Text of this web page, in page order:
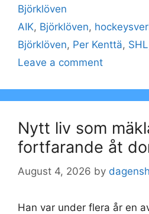
Categories
Björklöven
Tags
AIK, Björklöven,
Björklöven, Per Kenttä, SHL
Leave a comment
Nytt liv som
fortfarande åt
August 4, 2026 by
Han var under flera år en